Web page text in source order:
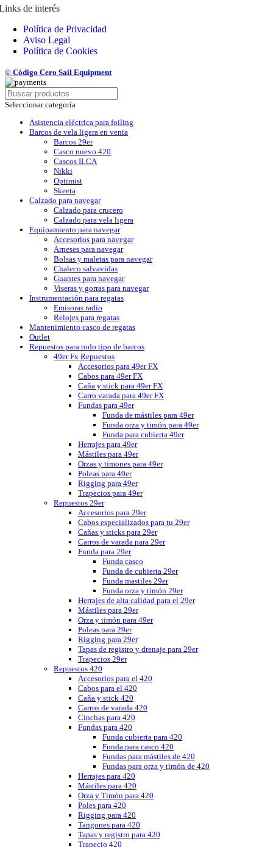
de interés
Política de Privacidad
Aviso Legal
Política de Cookies
© Código Cero Sail Equipment
Seleccionar categoría
Asistencia eléctrica para foiling
Barcos de vela ligera en venta
Barcos 29er
Casco nuevo 420
Cascos ILCA
Nikki
Optimist
Skeeta
Calzado para navegar
Calzado para crucero
Calzado para vela ligera
Equipamiento para navegar
Accesorios para navegar
Arneses para navegar
Bolsas y maletas para navegar
Chaleco salvavidas
Guantes para navegar
Viseras y gorras para navegar
Instrumentación para regatas
Emisoras radio
Relojes para regatas
Mantenimiento casco de regatas
Outlet
Repuestos para todo tipo de barcos
49er Fx Repuestos
Accesorios para 49er FX
Cabos para 49er FX
Caña y stick para 49er FX
Carro varada para 49er FX
Fundas para 49er
Funda de mástiles para 49er
Funda orza y timón para 49er
Funda para cubierta 49er
Herrajes para 49er
Mástiles para 49er
Orzas y timones para 49er
Poleas para 49er
Rigging para 49er
Trapecios para 49er
Repuestos 29er
Accesorios para 29er
Cabos especializados para tu 29er
Cañas y sticks para 29er
Carros de varada para 29er
Funda para 29er
Funda casco
Funda de cubierta 29er
Funda mastiles 29er
Funda orza y timón 29er
Herrajes de alta calidad para el 29er
Mástiles para 29er
Orza y timón para 49er
Poleas para 29er
Rigging para 29er
Tapas de registro y drenaje para 29er
Trapecios 29er
Repuestos 420
Accesorios para el 420
Cabos para el 420
Caña y stick 420
Carros de varada 420
Cinchas para 420
Fundas para 420
Funda cubierta para 420
Funda para casco 420
Fundas para mástiles de 420
Fundas para orza y timón de 420
Herrajes para 420
Mástiles para 420
Orza y Timón para 420
Poles para 420
Rigging para 420
Tangones para 420
Tapas y registro para 420
Trapecio 420